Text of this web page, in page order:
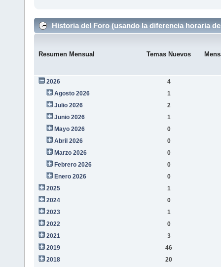
Historia del Foro (usando la diferencia horaria
Resumen Mensual Temas Nuevos
2026
4
Agosto 2026
1
Julio 2026
2
Junio 2026
1
Mayo 2026
0
Abril 2026
0
Marzo 2026
0
Febrero 2026
0
Enero 2026
0
2025
1
2024
0
2023
1
2022
0
2021
3
2019
46
2018
20